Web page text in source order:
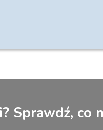
Sprawdź, co